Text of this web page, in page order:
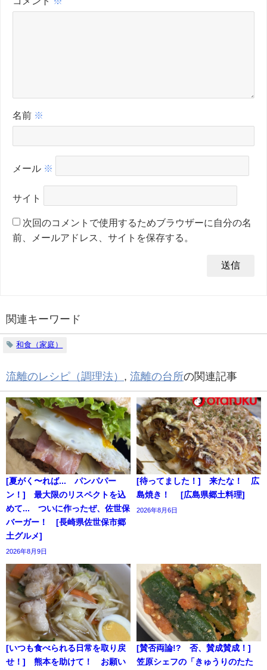
名前 ※
メール ※
サイト
次回のコメントで使用するためブラウザーに自分の名
前、メールアドレス、サイトを保存する。
関連キーワード
和食（家庭）
流離のレシピ（調理法） , 流離の台所の関連記事
[夏がく〜れば... パンパパー
ン！] 最大限のリスペクトを込
めて... ついに作ったぜ、佐世保
バーガー！ [長崎県佐世保市郷
土グルメ]
2026年8月9日
[待ってました！] 来たな！ 広
島焼き！ [広島県郷土料理]
2026年8月6日
[いつも食べられる日常を取り戻
せ！] 熊本を助けて！ お願い
[賛否両論!? 否、賛成賛成！]
笠原シェフの「きゅうりのたた